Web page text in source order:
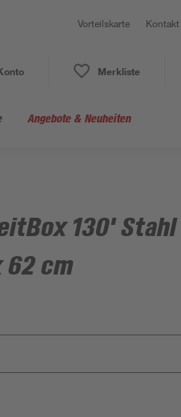
Vorteilskarte Kontakt
Merkliste
Angebote & Neuheiten
130' Stahl
62 cm